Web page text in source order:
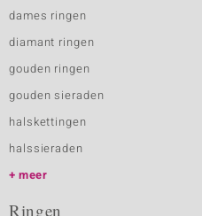
dames ringen
diamant ringen
gouden ringen
gouden sieraden
halskettingen
halssieraden
meer
Ringen